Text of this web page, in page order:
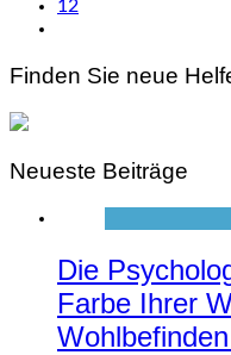
12
Finden Sie neue
Neueste Beiträge
Die
Farbe Ihrer